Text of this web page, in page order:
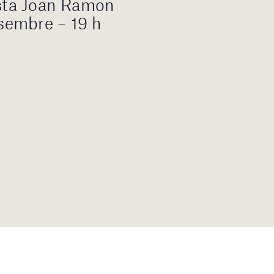
Joan Ramon
– 19 h